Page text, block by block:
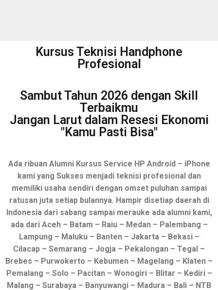
Kursus Teknisi Handphone
Profesional
Sambut Tahun 2026 dengan Skill
Terbaikmu
Jangan Larut dalam Resesi Ekonomi
"Kamu Pasti Bisa"
Ada ribuan Alumni Kursus Service HP Android – iPhone
kami yang Sukses menjadi teknisi profesional dan
memiliki usaha sendiri dengan omset puluhan sampai
ratusan juta setiap bulannya. Hampir disetiap daerah di
Indonesia dari sabang sampai merauke ada alumni kami,
ada dari Aceh – Batam – Raiu – Medan – Palembang –
Lampung – Maluku – Banten – Jakarta – Bekasi –
Cilacap – Semarang – Jogja – Pekalongan – Tegal –
Brebes – Purwokerto – Kebumen – Magelang – Klaten –
Pemalang – Solo – Pacitan – Wonogiri – Blitar – Kediri –
Malang – Surabaya – Banyuwangi – Madura – Bali – NTB